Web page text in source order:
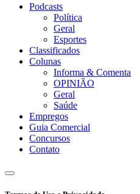
Podcasts
Política
Geral
Esportes
Classificados
Colunas
Informa & Comenta
OPINIÃO
Geral
Saúde
Empregos
Guia Comercial
Concursos
Contato